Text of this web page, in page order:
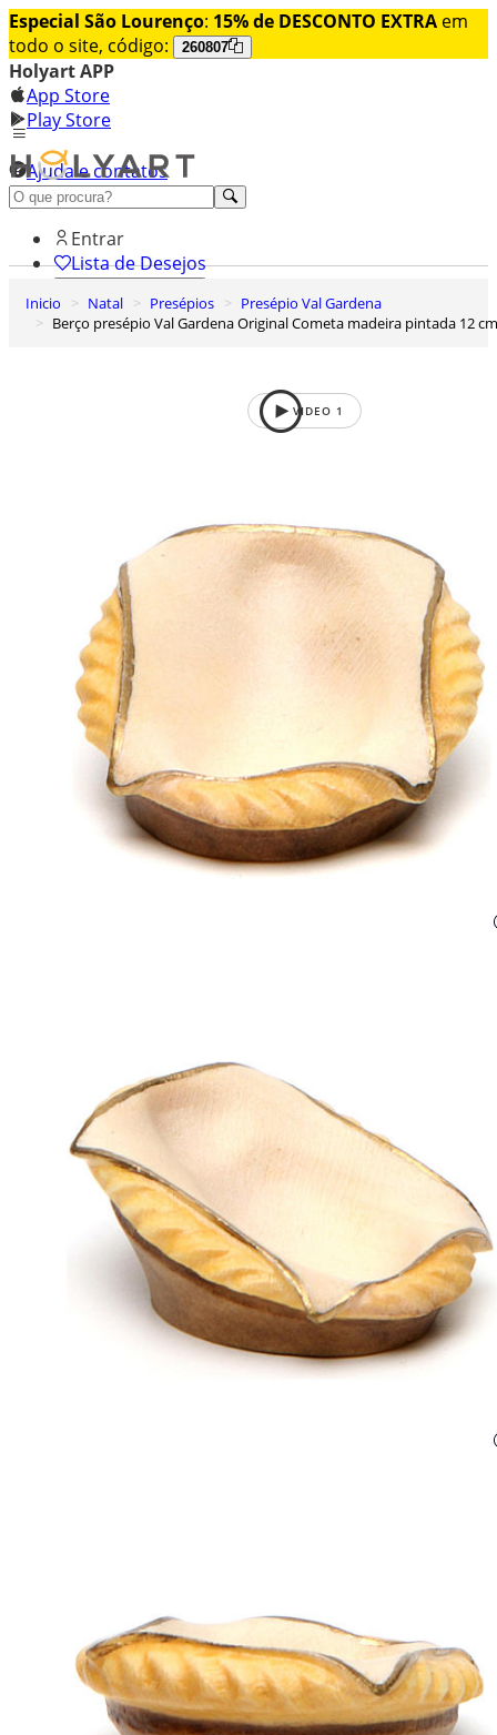
Especial São Lourenço: 15% de DESCONTO EXTRA em
todo o site, código:
260807
Holyart APP
App Store
Play Store
Ajuda e contatos
Conheça premium
Entrar
Lista de Desejos
Carrinho de Compras
Inicio Natal Presépios
Presépio Val Gardena
Berço presépio Val Gardena Original Cometa madeira pintada 12 cm
VIDEO 1